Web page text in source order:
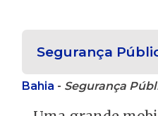
Segurança
Bahia - Segurança